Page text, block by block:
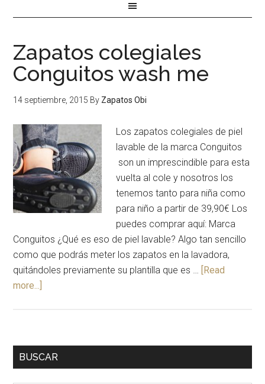
Zapatos colegiales
Conguitos wash me
14 septiembre, 2015 By Zapatos Obi
Los zapatos colegiales de piel
lavable de la marca Conguitos
son un imprescindible para esta
vuelta al cole y nosotros los
tenemos tanto para niña como
para niño a partir de 39,90€ Los
puedes comprar aquí: Marca
Conguitos ¿Qué es eso de piel lavable? Algo tan sencillo
como que podrás meter los zapatos en la lavadora,
quitándoles previamente su plantilla que es … [Read
more...]
BUSCAR